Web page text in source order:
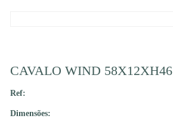
CAVALO WIND 58X12XH46
Ref:
Dimensões: